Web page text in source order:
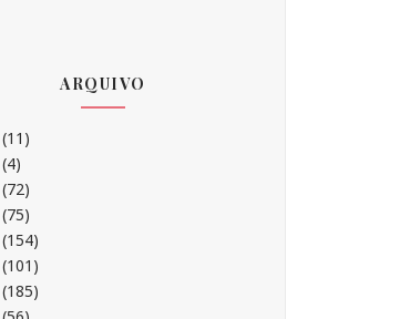
ARQUIVO
(11)
(4)
(72)
(75)
(154)
(101)
(185)